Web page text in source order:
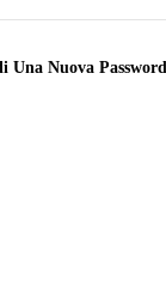
Una Nuova Password